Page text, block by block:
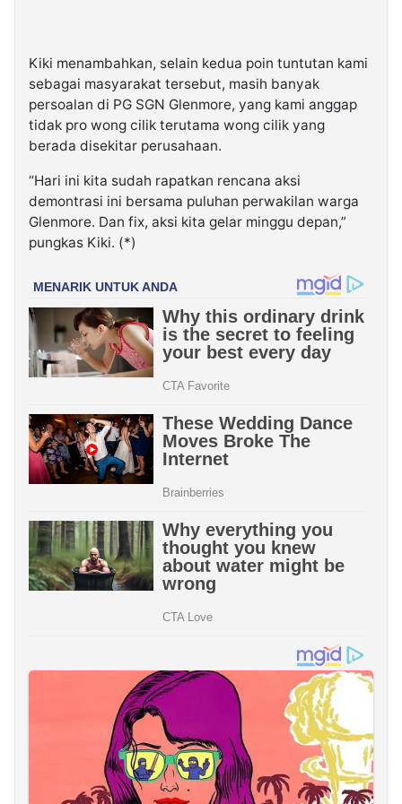
Kiki menambahkan, selain kedua poin tuntutan kami
sebagai masyarakat tersebut, masih banyak
persoalan di PG SGN Glenmore, yang kami anggap
tidak pro wong cilik terutama wong cilik yang
berada disekitar perusahaan.
“Hari ini kita sudah rapatkan rencana aksi
demontrasi ini bersama puluhan perwakilan warga
Glenmore. Dan fix, aksi kita gelar minggu depan,”
pungkas Kiki. (*)